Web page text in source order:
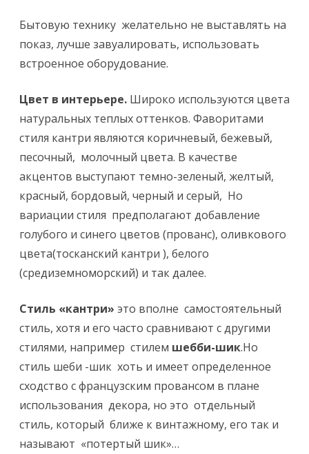
Бытовую технику желательно не выставлять на
показ, лучше завуалировать, использовать
встроенное оборудование.
Цвет в интерьере. Широко используются цвета
натуральных теплых оттенков. Фаворитами
стиля кантри являются коричневый, бежевый,
песочный, молочный цвета. В качестве
акцентов выступают темно-зеленый, желтый,
красный, бордовый, черный и серый, Но
вариации стиля предполагают добавление
голубого и синего цветов (прованс), оливкового
цвета(тосканский кантри ), белого
(средиземноморский) и так далее.
Стиль «кантри» это вполне самостоятельный
стиль, хотя и его часто сравнивают с другими
стилями, например стилем шебби-шик.Но
стиль шеби -шик хоть и имеет определенное
сходство с французским провансом в плане
использования декора, но это отдельный
стиль, который ближе к винтажному, его так и
называют «потертый шик»…